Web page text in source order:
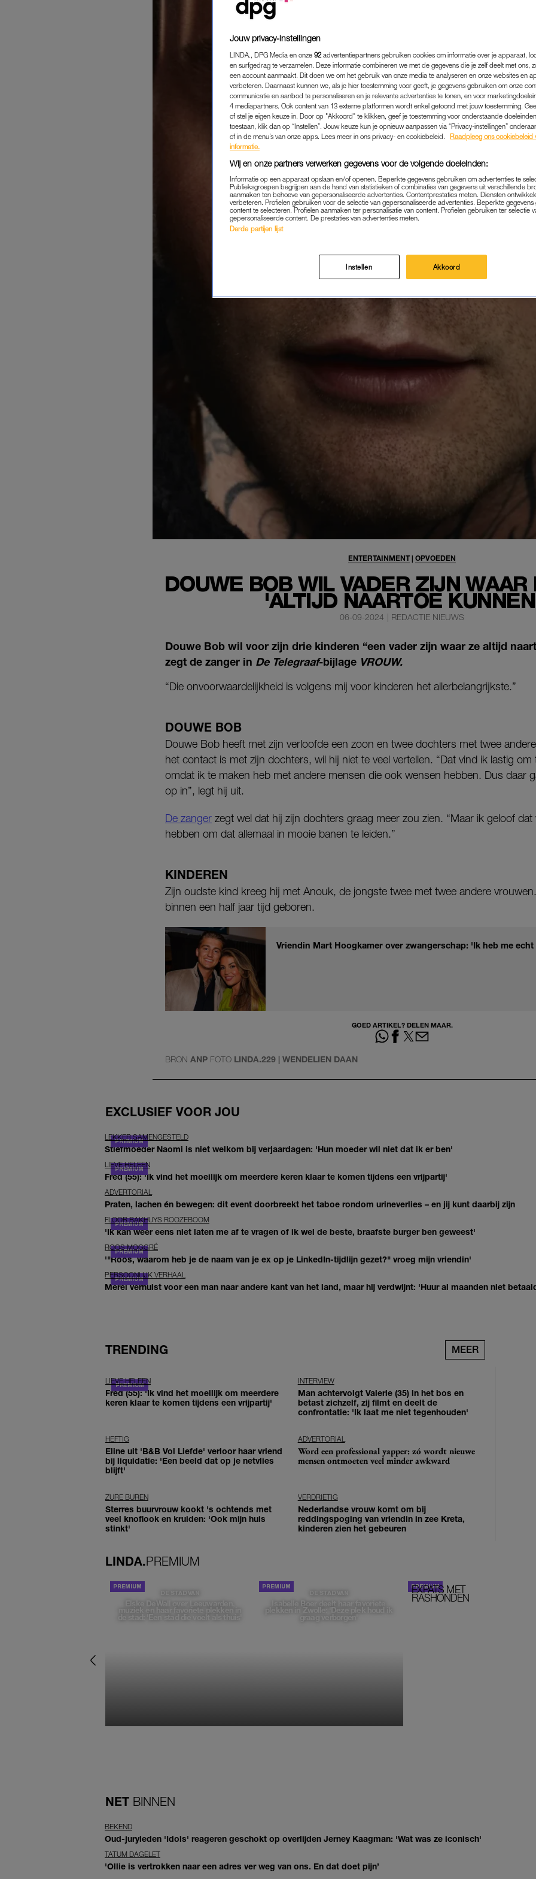
DOUWE BOB WIL VADER ZIJN WAAR
'ALTIJD NAARTOE
ENTERTAINMENT | OPVOEDEN
06-09-2024 | REDACTIE NIEUWS
Douwe Bob wil voor zijn drie kinderen “een vader zijn waar ze altijd
zegt de zanger in De Telegraaf-bijlage VROUW.
“Die onvoorwaardelijkheid is volgens mij voor kinderen het allerbelangrijkste.”
DOUWE BOB
Douwe Bob heeft met zijn verloofde een zoon en twee dochters met twee
het contact is met zijn dochters, wil hij niet te veel vertellen. “Dat vind ik lastig
omdat ik te maken heb met andere mensen die ook wensen hebben. Dus daar
op in”, legt hij uit.
De zanger zegt wel dat hij zijn dochters graag meer zou zien. “Maar ik geloof
hebben om dat allemaal in mooie banen te leiden.”
KINDEREN
Zijn oudste kind kreeg hij met Anouk, de jongste twee met twee andere
binnen een half jaar tijd geboren.
Vriendin Mart Hoogkamer over zwangerschap: 'Ik heb me
GOED ARTIKEL? DELEN MAAR.
BRON ANP FOTO LINDA.229 | WENDELIEN DAAN
EXCLUSIEF VOOR JOU
LEKKER SAMENGESTELD
Stiefmoeder Naomi is niet welkom bij verjaardagen: 'Hun moeder wil niet dat ik er ben'
LIEVE HELEEN
Fred (55): 'Ik vind het moeilijk om meerdere keren klaar te komen tijdens een vrijpartij'
ADVERTORIAL
Praten, lachen én bewegen: dit event doorbreekt het taboe rondom urineverlies – en jij kunt daarbij zijn
FLOOR BAKHUYS ROOZEBOOM
'Ik kan weer eens niet laten me af te vragen of ik wel de beste, braafste burger ben geweest'
ROOS MOGGRÉ
'"Roos, waarom heb je de naam van je ex op je LinkedIn-tijdlijn gezet?" vroeg mijn vriendin'
PERSOONLIJK VERHAAL
Merel verhuist voor een man naar andere kant van het land, maar hij verdwijnt: 'Huur al maanden niet
TRENDING MEER
LIEVE HELEEN
Fred (55): 'Ik vind het moeilijk om meerdere
keren klaar te komen tijdens een vrijpartij'
INTERVIEW
Man achtervolgt Valerie (35) in het bos en
betast zichzelf, zij filmt en deelt de
confrontatie: 'Ik laat me niet tegenhouden'
HEFTIG
Eline uit 'B&B Vol Liefde' verloor haar vriend
bij liquidatie: 'Een beeld dat op je netvlies
blijft'
ADVERTORIAL
Word een professional yapper: zó wordt nieuwe
mensen ontmoeten veel minder awkward
ZURE BUREN
Sterres buurvrouw kookt 's ochtends met
veel knoflook en kruiden: 'Ook mijn huis
stinkt'
VERDRIETIG
Nederlandse vrouw komt om bij
reddingspoging van vriendin in zee Kreta,
kinderen zien het gebeuren
LINDA.PREMIUM
DE STAD VAN
Elske DeWall over Leeuwarden,
muziek en haar favoriete plekken in
de stad: 'Een stad die voelt als thuis'
DE STAD VAN
Isabelle Boer deelt haar favoriete
plekken in Zwolle: 'Deze plek houd ik
graag verborgen'
EXPATS MET
RASHONDEN
NET BINNEN
BEKEND
Oud-juryleden 'Idols' reageren geschokt op overlijden Jerney Kaagman: 'Wat was ze iconisch'
TATUM DAGELET
'Ollie is vertrokken naar een adres ver weg van ons. En dat doet pijn’
Jouw privacy-instellingen
LINDA., DPG Media en onze 92 advertentiepartners gebruiken cookies om informatie over je apparaat,
en surfgedrag te verzamelen. Deze informatie combineren we met de gegevens die je zelf deelt met ons,
een account aanmaakt. Dit doen we om het gebruik van onze media te analyseren en onze websites en
verbeteren. Daarnaast kunnen we, als je hier toestemming voor geeft, je gegevens gebruiken om onze
communicatie en aanbod te personaliseren en je relevante advertenties te tonen, en voor
4 mediapartners. Ook content van 13 externe platformen wordt enkel getoond met jouw toestemming.
of stel je eigen keuze in. Door op "Akkoord" te klikken, geef je toestemming voor onderstaande
toestaan, klik dan op “Instellen”. Jouw keuze kun je opnieuw aanpassen via “Privacy-instellingen”
of in de menu’s van onze apps. Lees meer in ons privacy- en cookiebeleid.
Raadpleeg ons cookiebeleid
informatie.
Wij en onze partners verwerken gegevens voor de volgende doeleinden:
Informatie op een apparaat opslaan en/of openen. Beperkte gegevens gebruiken om advertenties te
Publieksgroepen begrijpen aan de hand van statistieken of combinaties van gegevens uit verschillende
aanmaken ten behoeve van gepersonaliseerde advertenties. Contentprestaties meten. Diensten
verbeteren. Profielen gebruiken voor de selectie van gepersonaliseerde advertenties. Beperkte
content te selecteren. Profielen aanmaken ter personalisatie van content. Profielen gebruiken ter selectie
gepersonaliseerde content. De prestaties van advertenties meten.
Derde partijen lijst
Instellen Akkoord